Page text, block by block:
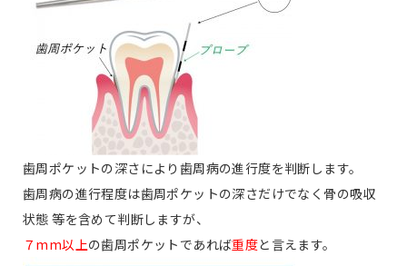
歯周ポケットの深さにより歯周病の進行度を判断します。
歯周病の進行程度は歯周ポケットの深さだけでなく骨の吸収
状態 等を含めて判断しますが、
７mm以上の歯周ポケットであれば重度と言えます。